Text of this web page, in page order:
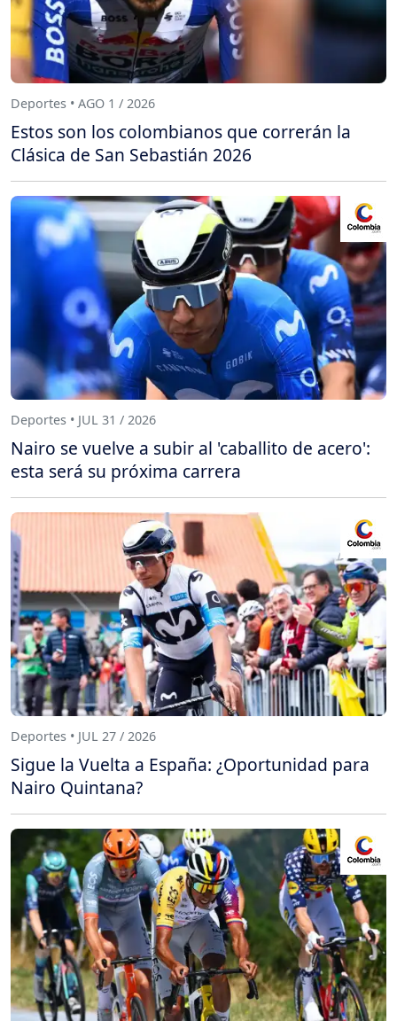
Deportes • AGO 1 / 2026
Estos son los colombianos que correrán la
Clásica de San Sebastián 2026
Deportes • JUL 31 / 2026
Nairo se vuelve a subir al 'caballito de acero':
esta será su próxima carrera
Deportes • JUL 27 / 2026
Sigue la Vuelta a España: ¿Oportunidad para
Nairo Quintana?